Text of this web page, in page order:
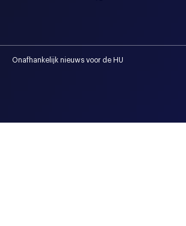
Onafhankelijk nieuws voor de HU